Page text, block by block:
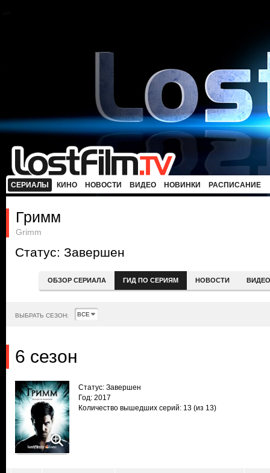
СЕРИАЛЫ КИНО НОВОСТИ ВИДЕО НОВИНКИ РАСПИСАНИЕ
Гримм
Grimm
Статус: Завершен
ОБЗОР СЕРИАЛА ГИД ПО СЕРИЯМ НОВОСТИ ВИДЕО
ВЫБРАТЬ СЕЗОН:
6 сезон
Статус: Завершен
Год: 2017
Количество вышедших серий: 13 (из 13)